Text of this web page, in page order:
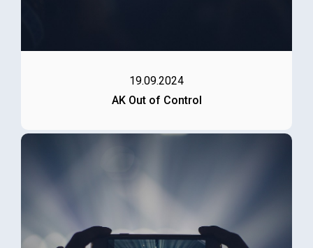
19.09.2024
AK Out of Control